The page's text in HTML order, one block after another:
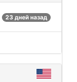
23 дней назад